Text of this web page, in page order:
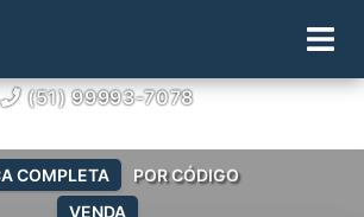
(51) 99993-7078
VENDA
COMPLETA POR CÓDIGO